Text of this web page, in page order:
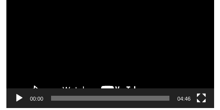
00:00 04:46